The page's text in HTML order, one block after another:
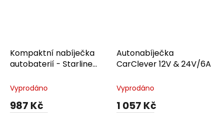
Kompaktní nabíječka
autobaterií - Starline
Vyprodáno
987 Kč
Autonabíječka
CarClever 12V & 24V/6A
Vyprodáno
1 057 Kč